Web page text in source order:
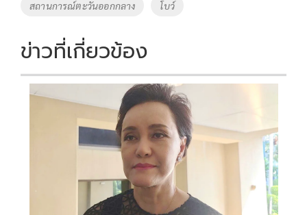
k k
สถานการณ์ตะวันออกกลาง โบว์
ข่าวที่เกี่ยวข้อง